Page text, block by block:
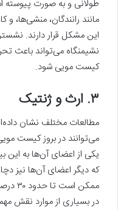
طولانی و به صورت
مانند رانندگان، منشی‌ها، و
این مشکل قرار دارند.
نشیمنگاه می‌تواند باعث
کیست مویی شود.
۳. ارث و ژنتیک
مطالعات مختلف نشان
می‌توانند در بروز کیست
یکی از اعضای آن‌ها به این
که دیگر اعضای آن‌ها نیز
ممکن
در بسیاری از موارد نقش